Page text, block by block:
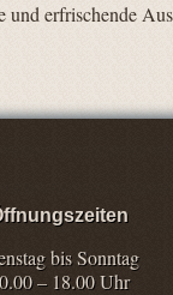
erfrischende
bis Sonntag
– 18.00 Uhr